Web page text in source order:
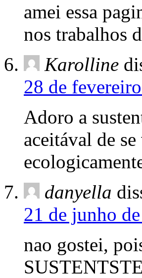
amei essa
nos trabalhos
Karolline
28 de
Adoro a
aceitával de
danyella
21 de junho
nao gostei,